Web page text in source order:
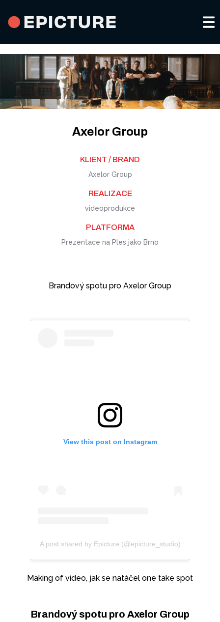
Portfolio a služby
Video pro sociální sítě
Firemní a produktová videa
Eventy a promoting
Kdo jsme
Axelor Group
KLIENT / BRAND
Axelor Group
REALIZACE
videoprodukce
PLATFORMA
Prezentace na Ples jako Brno
Brandový spotu pro Axelor Group
View this post on Instagram
A post shared by Epicture (@epicture_studio)
Making of video, jak se natáčel one take spot
Brandový spotu pro Axelor Group